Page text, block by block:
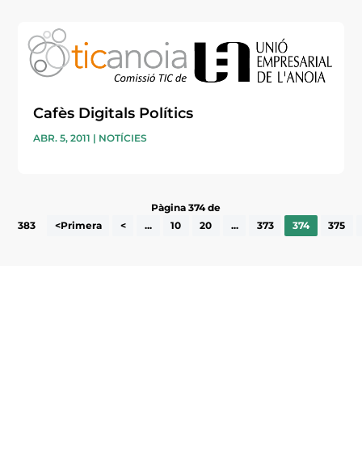
Cafès Digitals Polítics
ABR. 5, 2011 | NOTÍCIES
Pàgina 374 de
383
<Primera < ... 10 20 ... 373 374 375